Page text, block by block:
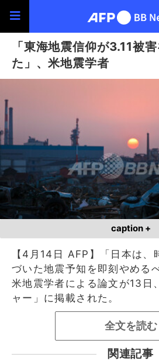
「東海地震信仰が3.11被
た」、米地震学者
caption +
【4月14日 AFP】「日本は、
づいた地震予知を即刻やめる
米地震学者による論文が13日
ャー」に掲載された。
全文を読む
関連記事